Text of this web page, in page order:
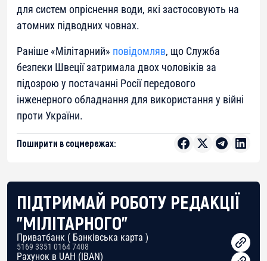
для систем опріснення води, які застосовують на
атомних підводних човнах.
Раніше «Мілітарний» повідомляв, що Служба
безпеки Швеції затримала двох чоловіків за
підозрою у постачанні Росії передового
інженерного обладнання для використання у війні
проти України.
Поширити в соцмережах:
ПІДТРИМАЙ РОБОТУ РЕДАКЦІЇ
"МІЛІТАРНОГО"
Приватбанк ( Банківська карта )
5169 3351 0164 7408
Рахунок в UAH (IBAN)